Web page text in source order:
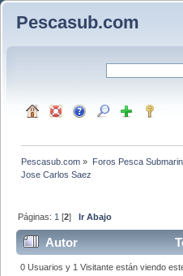
Pescasub.com
Pescasub.com » Foros Pesca
Jose Carlos Saez
Páginas: 1 [2]Ir Abajo
Autor
(Leído 18050 veces)
0 Usuarios y 1 Visitante están viendo